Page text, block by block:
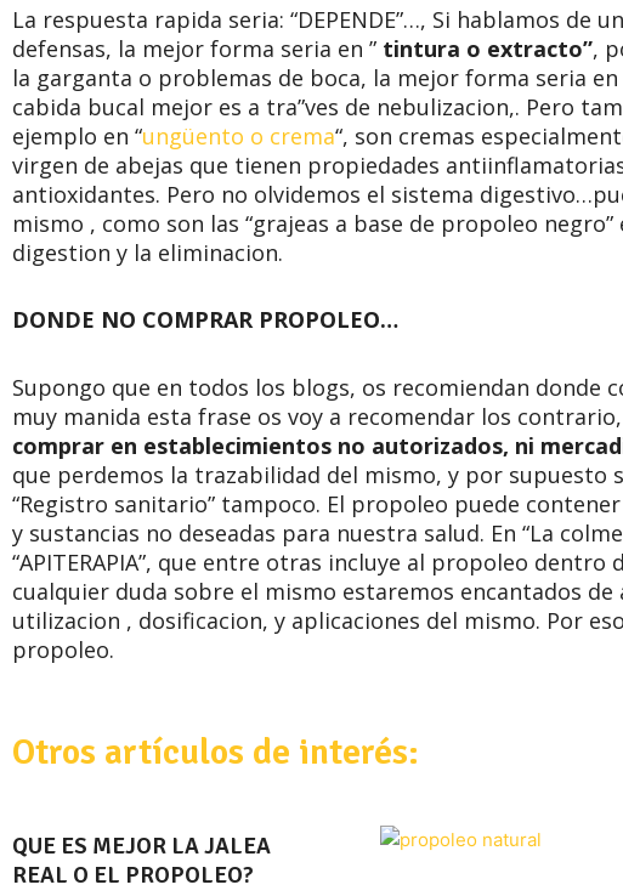
La respuesta rapida seria: “DEPENDE”…, Si hablamos de
defensas, la mejor forma seria en ” tintura o extracto”,
la garganta o problemas de boca, la mejor forma seria en
cabida bucal mejor es a tra”ves de nebulizacion,. Pero
ejemplo en “ungüento o crema“, son cremas
virgen de abejas que tienen propiedades
antioxidantes. Pero no olvidemos el sistema
mismo , como son las “grajeas a base de propoleo
digestion y la eliminacion.
DONDE NO COMPRAR PROPOLEO…
Supongo que en todos los blogs, os recomiendan donde
muy manida esta frase os voy a recomendar los
comprar en establecimientos no autorizados, ni
que perdemos la trazabilidad del mismo, y por supuesto
“Registro sanitario” tampoco. El propoleo puede
y sustancias no deseadas para nuestra salud. En “La
“APITERAPIA”, que entre otras incluye al propoleo
cualquier duda sobre el mismo estaremos encantados
utilizacion , dosificacion, y aplicaciones del mismo. Por
propoleo.
Otros artículos de interés:
QUE ES MEJOR LA JALEA
REAL O EL PROPOLEO?